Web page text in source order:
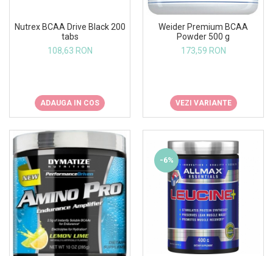
Nutrex BCAA Drive Black 200
tabs
108,63 RON
ADAUGA IN COS
Weider Premium BCAA
Powder 500 g
173,59 RON
VEZI VARIANTE
-6%